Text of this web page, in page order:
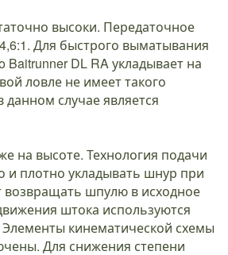
высоки. Передаточное
Для быстрого выматывания
DL RA укладывает на
ловле не имеет такого
случае является
на высоте. Технология подачи
и плотно укладывать шнур при
возвращать шпулю в исходное
штока используются
кинематической схемы
Для снижения степени